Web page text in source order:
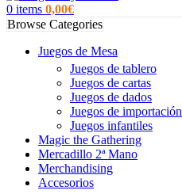
0 items 0,00€
Browse Categories
Juegos de Mesa
Juegos de tablero
Juegos de cartas
Juegos de dados
Juegos de importación
Juegos infantiles
Magic the Gathering
Mercadillo 2ª Mano
Merchandising
Accesorios